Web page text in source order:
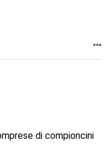
di compioncini